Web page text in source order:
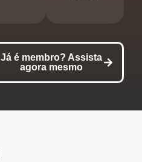
Já é membro? Assista
agora mesmo